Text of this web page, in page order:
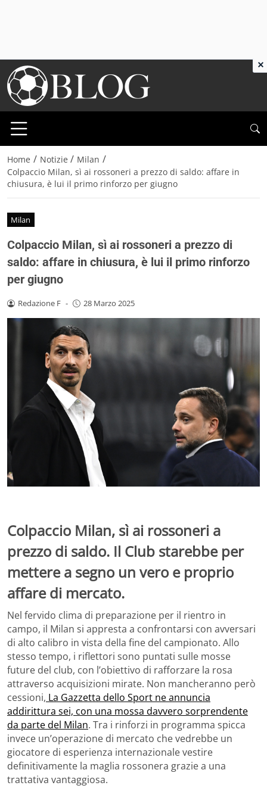
Home / Notizie / Milan /
Colpaccio Milan, sì ai rossoneri a prezzo di saldo: affare in
chiusura, è lui il primo rinforzo per giugno
Milan
Colpaccio Milan, sì ai rossoneri a prezzo di
saldo: affare in chiusura, è lui il primo rinforzo
per giugno
Redazione F - 28 Marzo 2025
Colpaccio Milan, sì ai rossoneri a
prezzo di saldo. Il Club starebbe per
mettere a segno un vero e proprio
affare di mercato.
Nel fervido clima di preparazione per il rientro in
campo, il Milan si appresta a confrontarsi con avversari
di alto calibro in vista della fine del campionato. Allo
stesso tempo, i riflettori sono puntati sulle mosse
future del club, con l’obiettivo di rafforzare la rosa
attraverso acquisizioni mirate. Non mancheranno però
cessioni, La Gazzetta dello Sport ne annuncia
addirittura sei, con una mossa davvero sorprendente
da parte del Milan. Tra i rinforzi in programma spicca
invece un’operazione di mercato che vedrebbe un
giocatore di esperienza internazionale vestire
definitivamente la maglia rossonera grazie a una
trattativa vantaggiosa.
×